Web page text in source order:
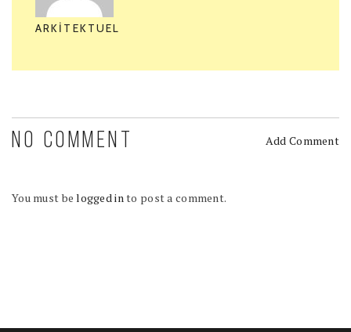
ARKITEKTUEL
NO COMMENT Add Comment
You must belogged in to post a comment.